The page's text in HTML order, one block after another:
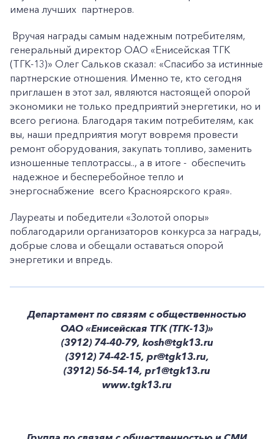
+7-800-700-24-57
Заказать обратный звонок
Частным клиентам
Корпоративным клиентам
имена лучших партнеров.
Вручая награды самым надежным потребителям,
генеральный директор ОАО «Енисейская ТГК
(ТГК-13)» Олег Сальков сказал: «Спасибо за истинные
партнерские отношения. Именно те, кто сегодня
приглашен в этот зал, являются настоящей опорой
экономики не только предприятий энергетики, но и
всего региона. Благодаря таким потребителям, как
вы, наши предприятия могут вовремя провести
ремонт оборудования, закупать топливо, заменить
изношенные теплотрассы.., а в итоге - обеспечить
надежное и бесперебойное тепло и
энергоснабжение всего Красноярского края».
Лауреаты и победители «Золотой опоры»
поблагодарили организаторов конкурса за награды,
добрые слова и обещали оставаться опорой
энергетики и впредь.
Департамент по связям с общественностью
ОАО «Енисейская ТГК (ТГК-13)»
(3912) 74-40-79, kosh@tgk13.ru
(3912) 74-42-15, pr@tgk13.ru,
(3912) 56-54-14, pr1@tgk13.ru
www.tgk13.ru